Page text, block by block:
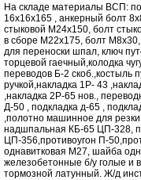
На складе материалы ВСП:
16х16х165 , анкерный болт
стыковой М24х150, болт
в сборе М22х175, болт
для переноски шпал, ключ
торцевой гаечный,колодка
переводов Б-2 скоб.,костыль
ручкой,накладка 1Р- 43
,накладка 2Р-65 нов.,
Д-50 , подкладка д-65 ,
,полотно машинное для
надшпальная КБ-65 ЦП-328,
ЦП-356,противоугон П-
однавитковая М27, шайба
железобетонные б/у голые и
тормозной латунный. Ж/д